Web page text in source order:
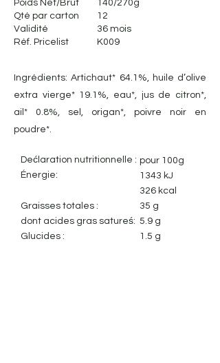
Poids Net/Brut
Qté par carton
Validité
Réf. Pricelist
140/270g
12
36 mois
K009
Ingrédients: Artichaut* 64.1%, huile d’olive
extra vierge* 19.1%, eau*, jus de citron*,
ail* 0.8%, sel, origan*, poivre noir en
poudre*.
Dećlaration nutritionnelle :
Énergie:
Graisses totales :
dont acides gras satureś:
Glucides :
pour 100g
1343 kJ
326 kcal
35 g
5.9 g
1.5 g